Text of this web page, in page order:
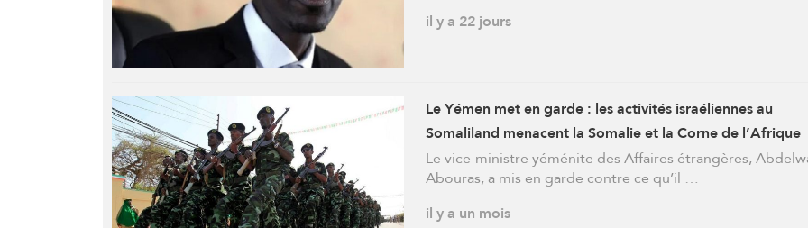
il y a 22 jours
Le Yémen met en garde : les activités israéliennes au
Somaliland menacent la Somalie et la Corne de l’Afrique
Le vice-ministre yéménite des Affaires étrangères,
Abouras, a mis en garde contre ce qu’il …
il y a un mois